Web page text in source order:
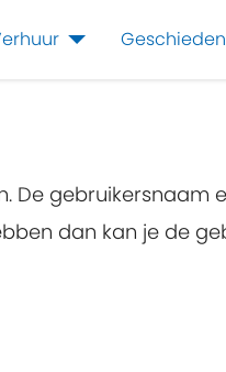
De
dan kan je de